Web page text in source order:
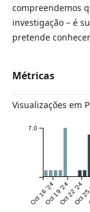
compreendemos
investigação – é
pretende
Métricas
Visualizações em
Oct 16 '24Oct 19 '24Oct 22 '24
Oct
7.0